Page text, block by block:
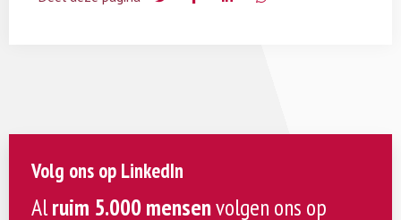
Volg ons op LinkedIn
Alruim 5.000 mensenvolgen ons op